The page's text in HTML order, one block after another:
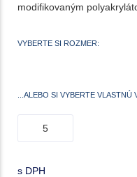
modifikovaným
VYBERTE SI ROZMER:
...ALEBO SI VYBERTE VLASTNÚ
s DPH